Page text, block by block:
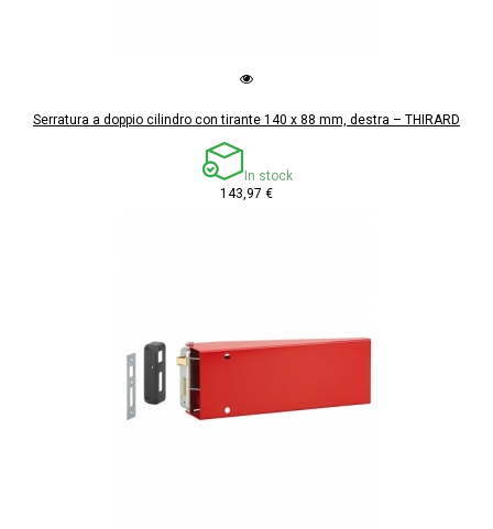
Serratura a doppio cilindro con tirante 140 x 88 mm, destra – THIRARD
In stock
143,97 €